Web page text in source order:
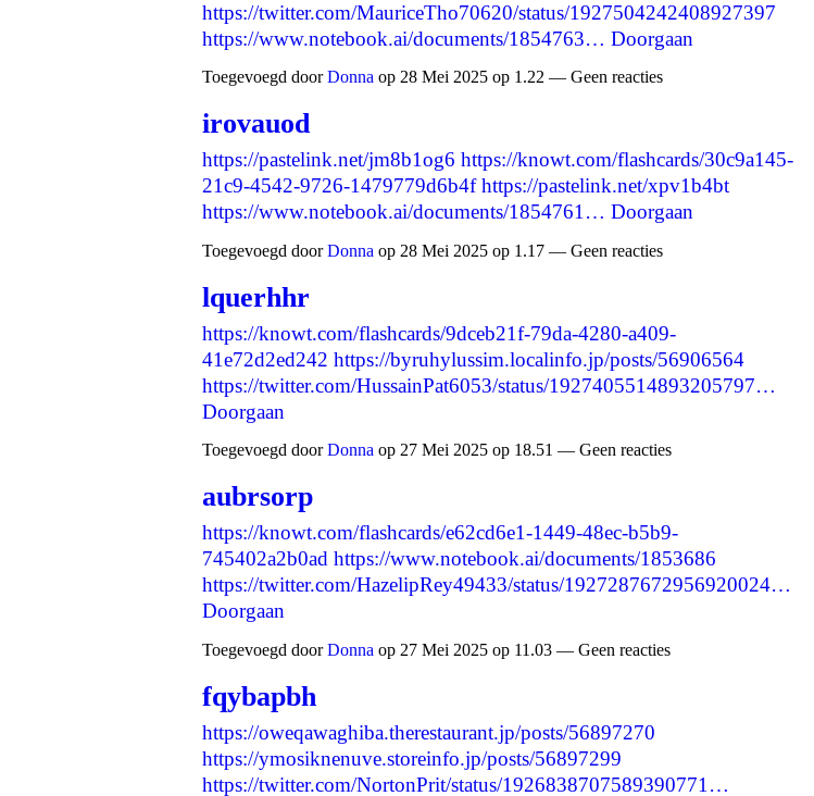
https://twitter.com/MauriceTho70620/status/1927504242408927397
https://www.notebook.ai/documents/1854763… Doorgaan
Toegevoegd doorDonna op 28 Mei 2025 op 1.22 — Geen reacties
irovauod
https://pastelink.net/jm8b1og6 https://knowt.com/flashcards/30c9a145-
21c9-4542-9726-1479779d6b4f https://pastelink.net/xpv1b4bt
https://www.notebook.ai/documents/1854761… Doorgaan
Toegevoegd doorDonna op 28 Mei 2025 op 1.17 — Geen reacties
lquerhhr
https://knowt.com/flashcards/9dceb21f-79da-4280-a409-
41e72d2ed242 https://byruhylussim.localinfo.jp/posts/56906564
https://twitter.com/HussainPat6053/status/1927405514893205797…
Doorgaan
Toegevoegd doorDonna op 27 Mei 2025 op 18.51 — Geen reacties
aubrsorp
https://knowt.com/flashcards/e62cd6e1-1449-48ec-b5b9-
745402a2b0ad https://www.notebook.ai/documents/1853686
https://twitter.com/HazelipRey49433/status/1927287672956920024…
Doorgaan
Toegevoegd doorDonna op 27 Mei 2025 op 11.03 — Geen reacties
fqybapbh
https://oweqawaghiba.therestaurant.jp/posts/56897270
https://ymosiknenuve.storeinfo.jp/posts/56897299
https://twitter.com/NortonPrit/status/1926838707589390771…